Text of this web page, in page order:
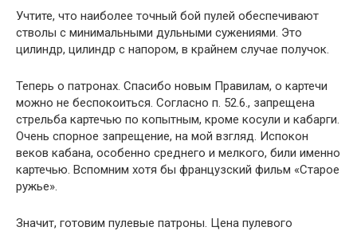
Учтите, что наиболее точный бой пулей обеспечивают
стволы с минимальными дульными сужениями. Это
цилиндр, цилиндр с напором, в крайнем случае получок.
Теперь о патронах. Спасибо новым Правилам, о картечи
можно не беспокоиться. Согласно п. 52.6., запрещена
стрельба картечью по копытным, кроме косули и кабарги.
Очень спорное запрещение, на мой взгляд. Испокон
веков кабана, особенно среднего и мелкого, били именно
картечью. Вспомним хотя бы французский фильм «Старое
ружье».
Значит, готовим пулевые патроны. Цена пулевого